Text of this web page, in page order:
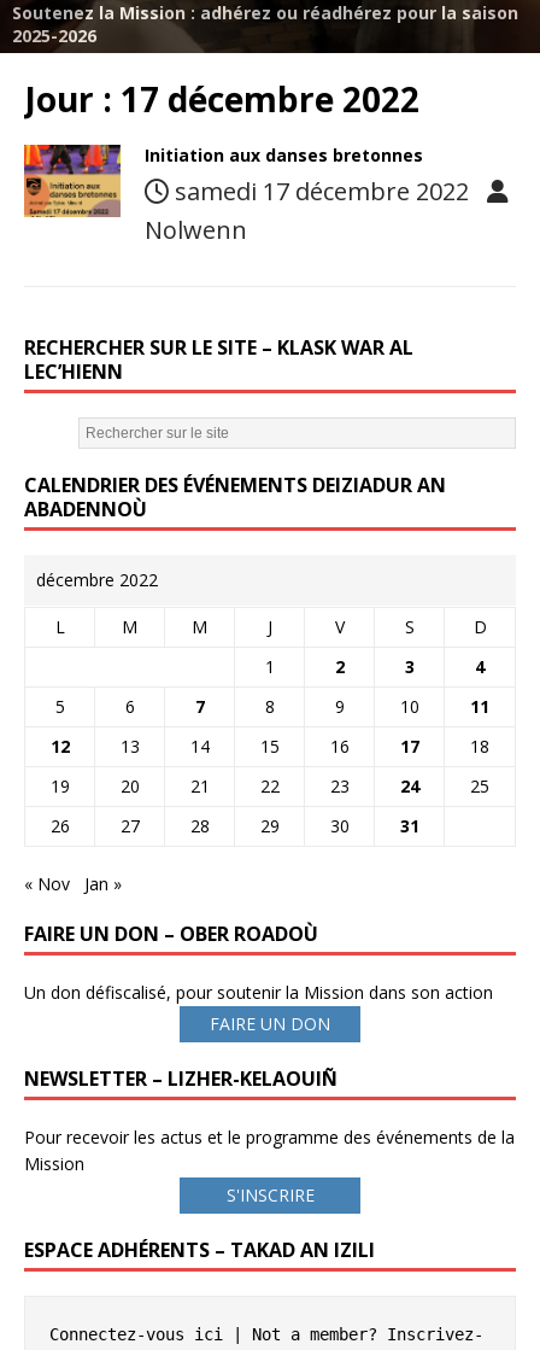
Soutenez la Mission : adhérez ou réadhérez pour la saison
2025-2026
Jour : 17 décembre 2022
Initiation aux danses bretonnes
samedi 17 décembre 2022
Nolwenn
RECHERCHER SUR LE SITE – KLASK WAR AL
LEC’HIENN
CALENDRIER DES ÉVÉNEMENTS DEIZIADUR AN
ABADENNOÙ
décembre 2022
L M M J V S
D
1
2 3
4
5
6 7 8 9 10
11
12
13 14 15 16 17
18
19
20 21 22 23 24
25
26
27 28 29 30 31
« Nov Jan »
FAIRE UN DON – OBER ROADOÙ
Un don défiscalisé, pour soutenir la Mission dans son action
FAIRE UN DON
NEWSLETTER – LIZHER-KELAOUIÑ
Pour recevoir les actus et le programme des événements de la
Mission
S'INSCRIRE
ESPACE ADHÉRENTS – TAKAD AN IZILI
Connectez-vous ici | Not a member? Inscrivez-